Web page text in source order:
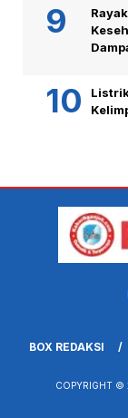
BOX REDAKSI
COPYRIGHT ©